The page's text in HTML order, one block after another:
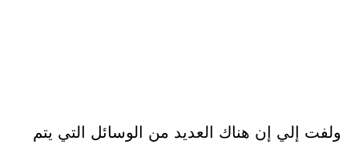
ولفت إلي إن هناك العديد من الوسائل التي يتم